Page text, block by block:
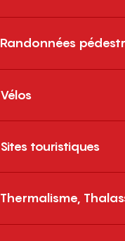
Randonnées
Vélos
Sites touristiques
Thermalisme,